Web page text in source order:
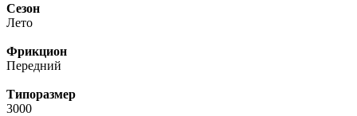
Сезон
Лето
Фрикцион
Передний
Типоразмер
3000